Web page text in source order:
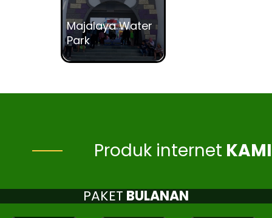
Majalaya Water
Park
Produk internet KAMI
PAKET BULANAN